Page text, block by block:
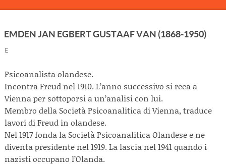
EMDEN JAN EGBERT GUSTAAF VAN (1868-1950)
E
Psicoanalista olandese.
Incontra Freud nel 1910. L’anno successivo si reca a
Vienna per sottoporsi a un’analisi con lui.
Membro della Società Psicoanalitica di Vienna, traduce
lavori di Freud in olandese.
Nel 1917 fonda la Società Psicoanalitica Olandese e ne
diventa presidente nel 1919. La lascia nel 1941 quando i
nazisti occupano l’Olanda.